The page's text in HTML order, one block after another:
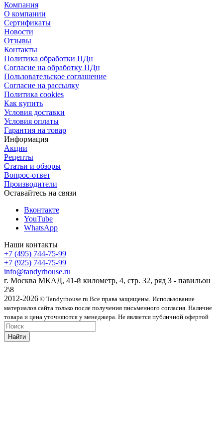
Компания
О компании
Сертификаты
Новости
Отзывы
Контакты
Политика обработки ПДн
Согласие на обработку ПДн
Пользовательское соглашение
Согласие на рассылку
Политика cookies
Как купить
Условия доставки
Условия оплаты
Гарантия на товар
Информация
Акции
Рецепты
Статьи и обзоры
Вопрос-ответ
Производители
Оставайтесь на связи
Вконтакте
YouTube
WhatsApp
Наши контакты
+7 (495) 744-75-99
+7 (925) 744-75-99
info@tandyrhouse.ru
г. Москва МКАД, 41-й километр, 4, стр. 32, ряд З - павильон
2\8
2012-2026 © Tandyrhouse.ru Все права защищены. Использование
материалов сайта только после получения письменного согласия. Наличие
товара и цена уточняются у менеджера. Не является публичной офертой
Найти